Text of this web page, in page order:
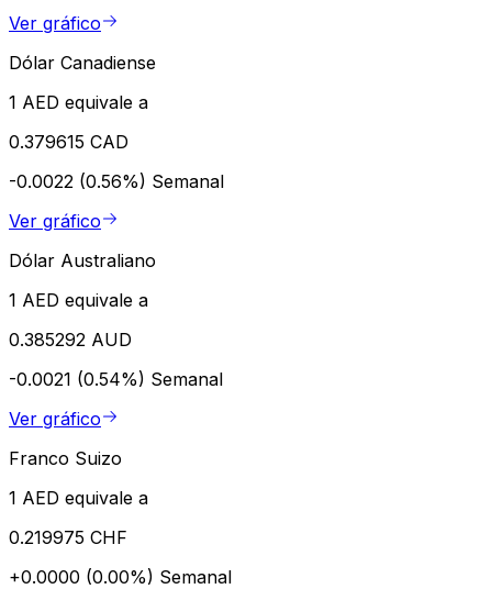
Ver gráfico
Dólar Canadiense
1 AED equivale a
0.379615 CAD
-0.0022 (0.56%) Semanal
Ver gráfico
Dólar Australiano
1 AED equivale a
0.385292 AUD
-0.0021 (0.54%) Semanal
Ver gráfico
Franco Suizo
1 AED equivale a
0.219975 CHF
+0.0000 (0.00%) Semanal